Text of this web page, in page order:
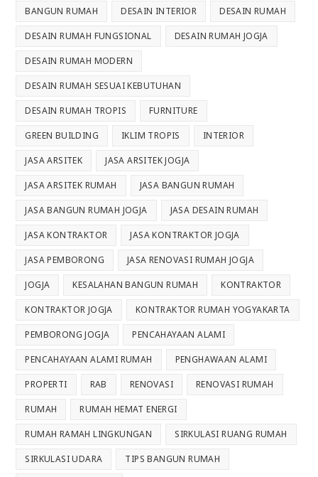
BANGUN RUMAH DESAIN INTERIOR DESAIN RUMAH
DESAIN RUMAH FUNGSIONAL DESAIN RUMAH JOGJA
DESAIN RUMAH MODERN
DESAIN RUMAH SESUAI KEBUTUHAN
DESAIN RUMAH TROPIS FURNITURE
GREEN BUILDING IKLIM TROPIS INTERIOR
JASA ARSITEK JASA ARSITEK JOGJA
JASA ARSITEK RUMAH JASA BANGUN RUMAH
JASA BANGUN RUMAH JOGJA JASA DESAIN RUMAH
JASA KONTRAKTOR JASA KONTRAKTOR JOGJA
JASA PEMBORONG JASA RENOVASI RUMAH JOGJA
JOGJA KESALAHAN BANGUN RUMAH KONTRAKTOR
KONTRAKTOR JOGJA KONTRAKTOR RUMAH YOGYAKARTA
PEMBORONG JOGJA PENCAHAYAAN ALAMI
PENCAHAYAAN ALAMI RUMAH PENGHAWAAN ALAMI
PROPERTI RAB RENOVASI RENOVASI RUMAH
RUMAH RUMAH HEMAT ENERGI
RUMAH RAMAH LINGKUNGAN SIRKULASI RUANG RUMAH
SIRKULASI UDARA TIPS BANGUN RUMAH